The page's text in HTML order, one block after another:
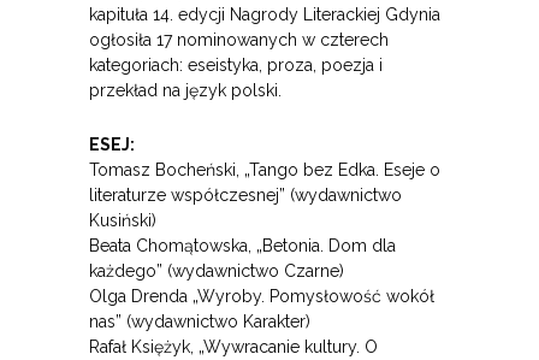
kapituła 14. edycji Nagrody Literackiej Gdynia
ogłosiła 17 nominowanych w czterech
kategoriach: eseistyka, proza, poezja i
przekład na język polski.
ESEJ:
Tomasz Bocheński, „Tango bez Edka. Eseje o
literaturze współczesnej” (wydawnictwo
Kusiński)
Beata Chomątowska, „Betonia. Dom dla
każdego” (wydawnictwo Czarne)
Olga Drenda „Wyroby. Pomysłowość wokół
nas” (wydawnictwo Karakter)
Rafał Księżyk, „Wywracanie kultury. O